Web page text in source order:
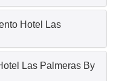
Hotel Las
Las Palmeras By